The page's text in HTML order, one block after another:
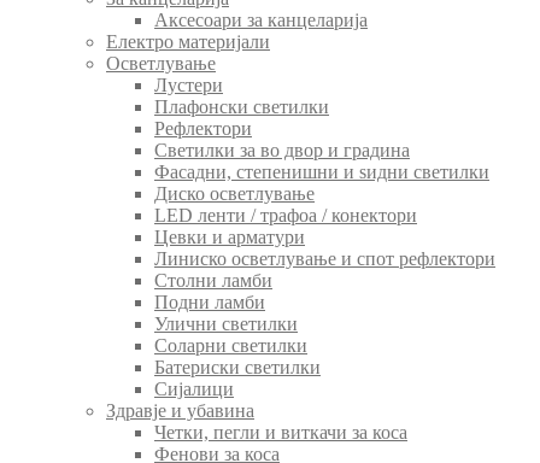
Аксесоари за канцеларија
Електро материјали
Осветлување
Лустери
Плафонски светилки
Рефлектори
Светилки за во двор и градина
Фасадни, степенишни и ѕидни светилки
Диско осветлување
LED ленти / трафоа / конектори
Цевки и арматури
Линиско осветлување и спот рефлектори
Столни ламби
Подни ламби
Улични светилки
Соларни светилки
Батериски светилки
Сијалици
Здравје и убавина
Четки, пегли и виткачи за коса
Фенови за коса